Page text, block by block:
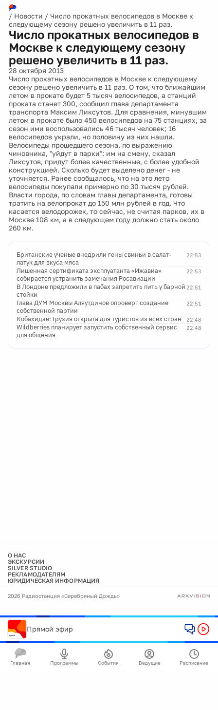
/ Новости / Число прокатных велосипедов в Москве к
следующему сезону решено увеличить в 11 раз.
Число прокатных велосипедов в
Москве к следующему сезону
решено увеличить в 11 раз.
28 октября 2013
Число прокатных велосипедов в Москве к следующему
сезону решено увеличить в 11 раз. О том, что ближайшим
летом в прокате будет 5 тысяч велосипедов, а станций
проката станет 300, сообщил глава департамента
транспорта Максим Ликсутов. Для сравнения, минувшим
летом в прокате было 450 велосипедов на 75 станциях, за
сезон ими воспользовались 46 тысяч человек; 16
велосипедов украли, но половину из них нашли.
Велосипеды прошедшего сезона, по выражению
чиновника, "уйдут в парки": им на смену, сказал
Ликсутов, придут более качественные, с более удобной
конструкцией. Сколько будет выделено денег - не
уточняется. Ранее сообщалось, что на это лето
велосипеды покупали примерно по 30 тысяч рублей.
Власти города, по словам главы департамента, готовы
тратить на велопрокат до 150 млн рублей в год. Что
касается велодорожек, то сейчас, не считая парков, их в
Москве 108 км, а в следующем году должно стать около
260 км.
22:53
Британские ученые внедрили гены свиньи в салат-
латук для вкуса мяса
22:53
Лишенная сертификата эксплуатанта «Ижавиа»
собирается устранить замечания Росавиации
22:51
В Лондоне предложили в пабах запретить пить у барной
стойки
22:51
Глава ДУМ Москвы Аляутдинов опроверг создание
собственной партии
22:48
Кобахидзе: Грузия открыта для туристов из всех стран
22:48
Wildberries планирует запустить собственный сервис
для общения
О НАС
ЭКСКУРСИИ
SILVER STUDIO
РЕКЛАМОДАТЕЛЯМ
ЮРИДИЧЕСКАЯ ИНФОРМАЦИЯ
2026 Радиостанция «Серебряный Дождь»
Прямой эфир
Главная Программы События Ведущие Расписание